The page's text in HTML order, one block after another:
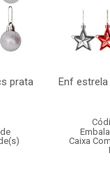
prata Enf
Caixa